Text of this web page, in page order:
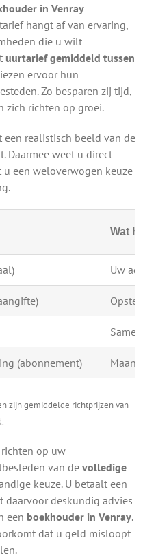
in Venray
hangt af van ervaring,
die u wilt
uurtarief gemiddeld tussen
ervoor hun
Zo besparen zij tijd,
zich richten op groei.
een realistisch beeld van de
Daarmee weet u direct
een weloverwogen keuze
Wat
Uw
(abonnement)
zijn gemiddelde richtprijzen van
op uw
van de volledige
keuze. U betaalt een
daarvoor deskundig advies
een boekhouder in Venray.
dat u geld misloopt